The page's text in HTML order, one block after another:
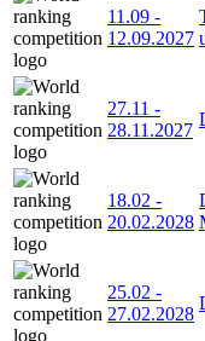
11.09 -
12.09.2027
27.11 -
28.11.2027
18.02 -
20.02.2028
25.02 -
27.02.2028